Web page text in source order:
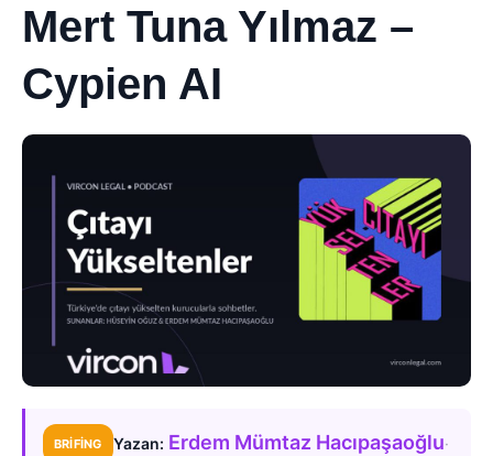
Mert Tuna Yılmaz –
Cypien AI
BRIFING Yazan: Erdem Mümtaz Hacıpaşaoğlu·